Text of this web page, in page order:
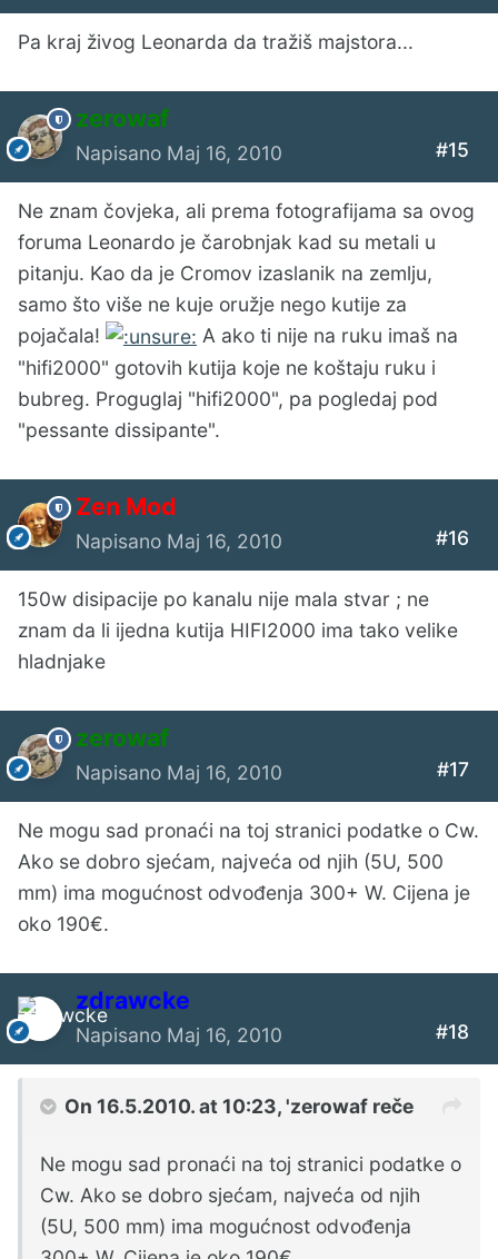
Pa kraj živog Leonarda da tražiš majstora...
zerowaf
Napisano Maj 16, 2010 #15
Ne znam čovjeka, ali prema fotografijama sa ovog
foruma Leonardo je čarobnjak kad su metali u
pitanju. Kao da je Cromov izaslanik na zemlju,
samo što više ne kuje oružje nego kutije za
pojačala!
A ako ti nije na ruku imaš na
"hifi2000" gotovih kutija koje ne koštaju ruku i
bubreg. Proguglaj "hifi2000", pa pogledaj pod
"pessante dissipante".
Zen Mod
Napisano Maj 16, 2010 #16
150w disipacije po kanalu nije mala stvar ; ne
znam da li ijedna kutija HIFI2000 ima tako velike
hladnjake
zerowaf
Napisano Maj 16, 2010 #17
Ne mogu sad pronaći na toj stranici podatke o Cw.
Ako se dobro sjećam, najveća od njih (5U, 500
mm) ima mogućnost odvođenja 300+ W. Cijena je
oko 190€.
zdrawcke
Napisano Maj 16, 2010 #18
On 16.5.2010. at 10:23, 'zerowaf reče
Ne mogu sad pronaći na toj stranici podatke o
Cw. Ako se dobro sjećam, najveća od njih
(5U, 500 mm) ima mogućnost odvođenja